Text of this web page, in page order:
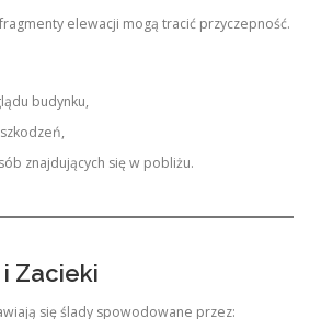
elewacji mogą tracić przyczepność.
budynku,
znajdujących się w pobliżu.
Zacieki
się ślady spowodowane przez: